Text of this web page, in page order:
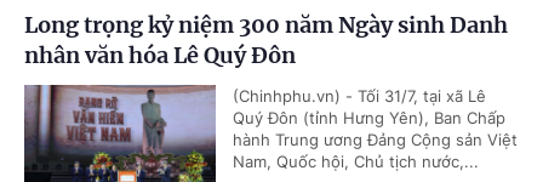
Long trọng kỷ niệm 300 năm Ngày sinh Danh
nhân văn hóa Lê Quý Đôn
(Chinhphu.vn) - Tối 31/7, tại xã Lê
Quý Đôn (tỉnh Hưng Yên), Ban Chấp
hành Trung ương Đảng Cộng sản Việt
Nam, Quốc hội, Chủ tịch nước,...